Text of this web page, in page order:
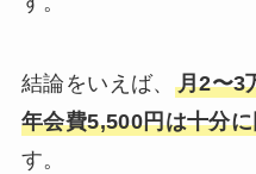
結論をいえば、 月2〜3
年会費5,500円は十分
す。